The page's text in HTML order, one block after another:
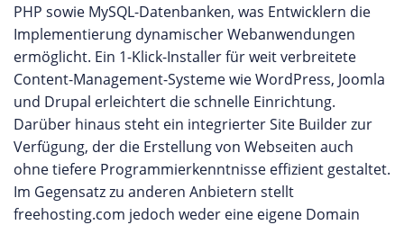
PHP sowie MySQL-Datenbanken, was Entwicklern die
Implementierung dynamischer Webanwendungen
ermöglicht. Ein 1-Klick-Installer für weit verbreitete
Content-Management-Systeme wie WordPress, Joomla
und Drupal erleichtert die schnelle Einrichtung.
Darüber hinaus steht ein integrierter Site Builder zur
Verfügung, der die Erstellung von Webseiten auch
ohne tiefere Programmierkenntnisse effizient gestaltet.
Im Gegensatz zu anderen Anbietern stellt
freehosting.com jedoch weder eine eigene Domain